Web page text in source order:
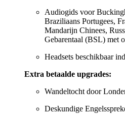
Audiogids voor
Braziliaans Portugees,
Mandarijn Chinees,
Gebarentaal (BSL) met
Headsets beschikbaar
Extra betaalde upgrades:
Wandeltocht door
Deskundige